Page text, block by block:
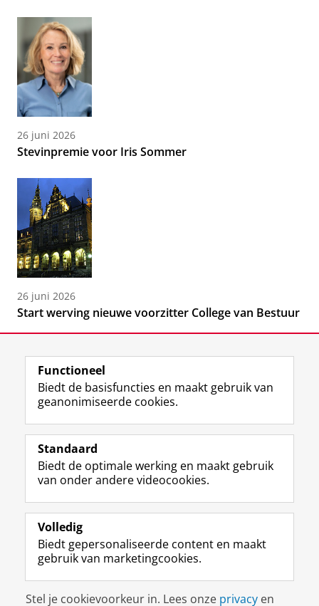
26 juni 2026
Stevinpremie voor Iris Sommer
26 juni 2026
Start werving nieuwe voorzitter College van Bestuur
Volg de RUG
F
a
e
b
o
p
a
i
n
L
i
k
e
I
-
p
g
i
R
S
-
f
e
R
k
s
I
n
t
r
m
c
c
Y
o
T
e
k
a
a
Studiekiezers
Alumni
Over ons
Disclaimer & Copyright
Functioneel
Biedt de basisfuncties en maakt gebruik van
geanonimiseerde cookies.
Standaard
Biedt de optimale werking en maakt gebruik
van onder andere videocookies.
Volledig
Biedt gepersonaliseerde content en maakt
gebruik van marketingcookies.
Stel je cookievoorkeur in. Lees onze privacy en